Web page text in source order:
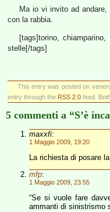
Ma io vi invito ad
con la rabbia.
[tags]torino,
stelle[/tags]
This entry was posted on
entry through the RSS 2.0 feed.
5 commenti a “S’è
maxxfi:
1 Maggio 2009, 19:20
La richiesta di posare
mfp:
1 Maggio 2009, 23:55
“Se si vuole fare
ammanti di sinistrismo